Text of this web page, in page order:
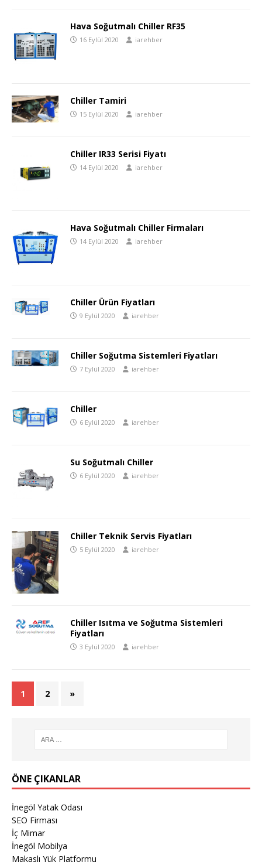
Hava Soğutmalı Chiller RF35
16 Eylül 2020 iarehber
Chiller Tamiri
15 Eylül 2020 iarehber
Chiller IR33 Serisi Fiyatı
14 Eylül 2020 iarehber
Hava Soğutmalı Chiller Firmaları
14 Eylül 2020 iarehber
Chiller Ürün Fiyatları
9 Eylül 2020 iarehber
Chiller Soğutma Sistemleri Fiyatları
7 Eylül 2020 iarehber
Chiller
6 Eylül 2020 iarehber
Su Soğutmalı Chiller
6 Eylül 2020 iarehber
Chiller Teknik Servis Fiyatları
5 Eylül 2020 iarehber
Chiller Isıtma ve Soğutma Sistemleri
Fiyatları
3 Eylül 2020 iarehber
1 2 »
ÖNE ÇIKANLAR
İnegöl Yatak Odası
SEO Firması
İç Mimar
İnegöl Mobilya
Makaslı Yük Platformu